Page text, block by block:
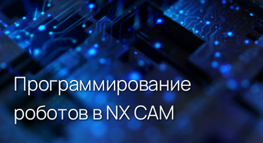
Программирование
роботов в NX CAM